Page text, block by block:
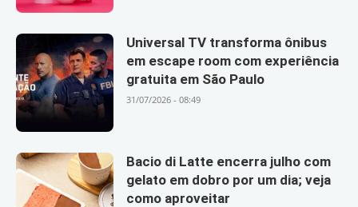
Universal TV transforma ônibus
em escape room com experiência
gratuita em São Paulo
31/07/2026 - 08:49
Bacio di Latte encerra julho com
gelato em dobro por um dia; veja
como aproveitar